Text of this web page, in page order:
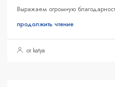
Выражаем огромную
продолжить чтение
от katya